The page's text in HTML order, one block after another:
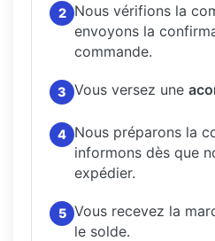
2
Nous vérifions la
envoyons la
commande.
3 Vous versez une
4 Nous préparons la
informons dès que
expédier.
5 Vous recevez la
le solde.